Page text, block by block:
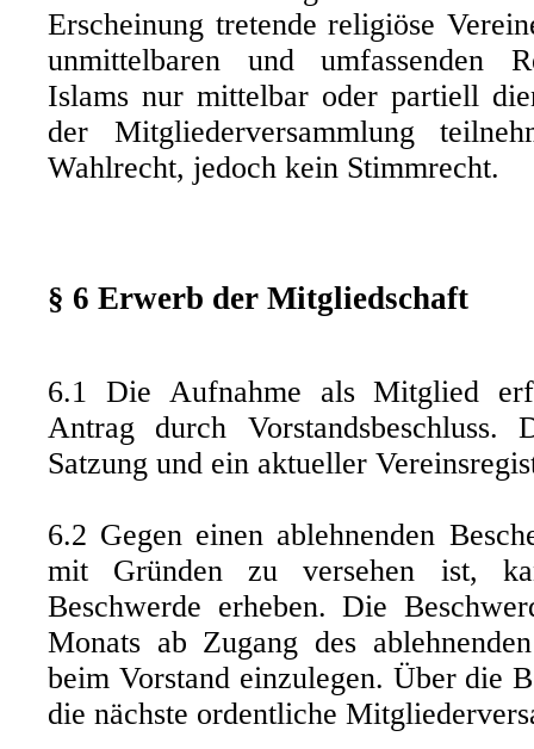
Erscheinung tretende religiöse
unmittelbaren und umfassenden
Islams nur mittelbar oder partiell
der Mitgliederversammlung
Wahlrecht, jedoch kein Stimmrecht.
§ 6 Erwerb der Mitgliedschaft
6.1 Die Aufnahme als Mitglied
Antrag durch
Satzung und ein aktueller
6.2 Gegen einen ablehnenden
mit Gründen zu versehen ist,
Beschwerde erheben. Die
Monats ab Zugang des
beim Vorstand einzulegen. Über die
die nächste ordentliche